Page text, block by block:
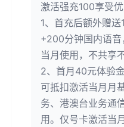
激活强充100享受
1、首充后额外赠
+200分钟国内语
当月使用，不共享
2、首月40元体验
可抵扣激活当月月
务、港澳台业务通
用。仅号卡激活当